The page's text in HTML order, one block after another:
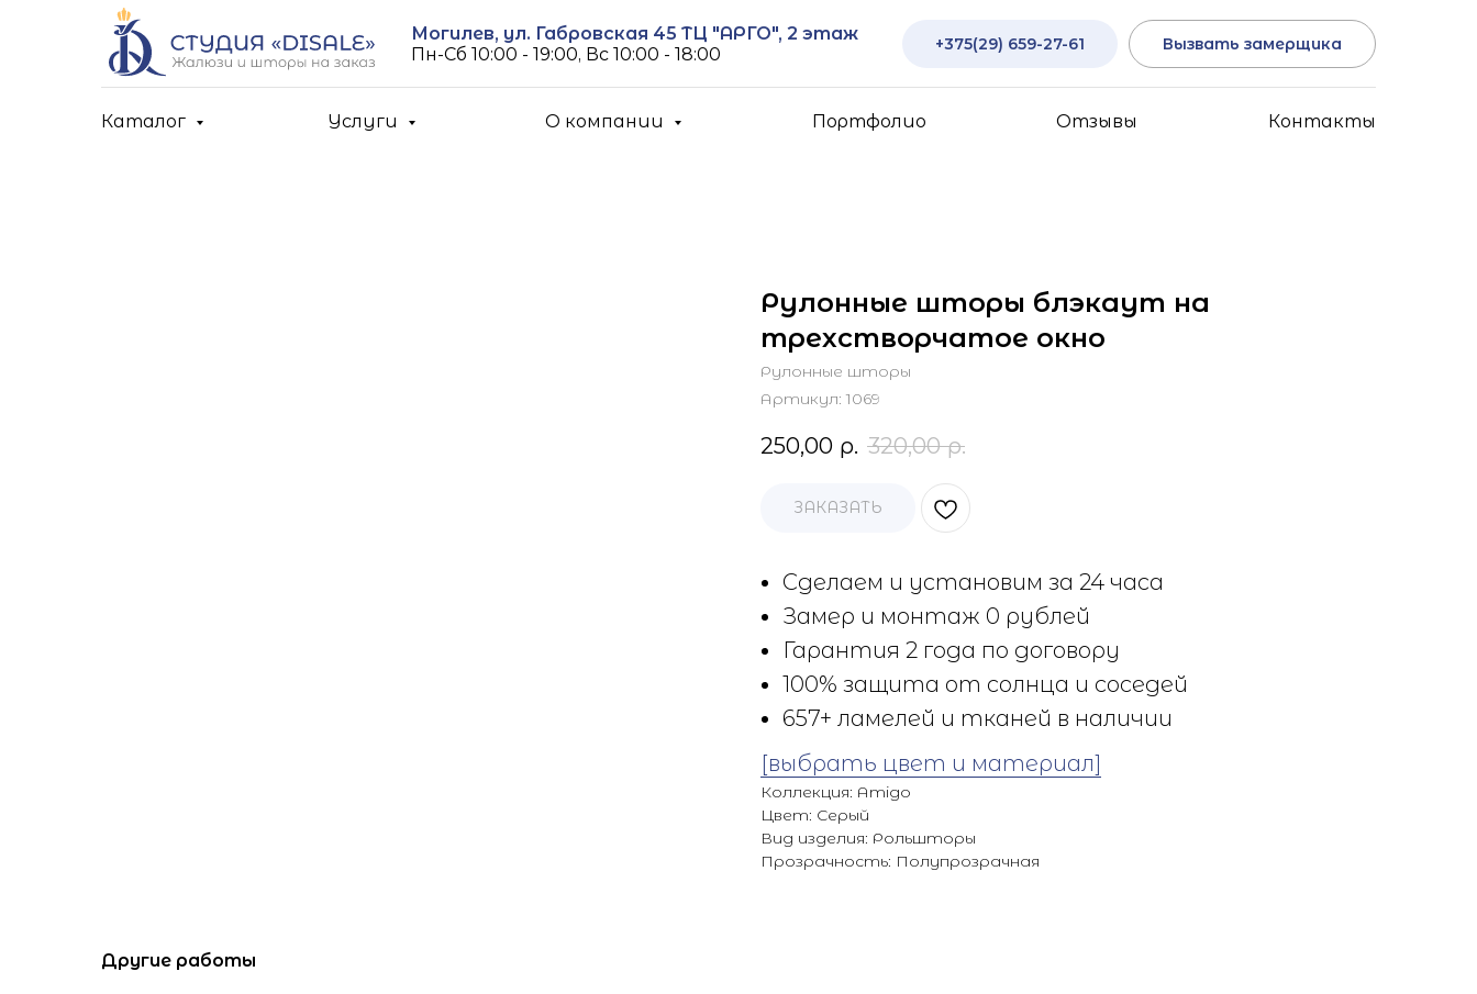
Могилев, ул. Габровская 45 ТЦ "АРГО", 2 этаж
Пн-Cб 10:00 - 19:00, Вс 10:00 - 18:00
+375(29) 659-27-61 Вызвать замерщика
Каталог Услуги О компании Портфолио Отзывы Контакты
Рулонные шторы блэкаут на
трехстворчатое окно
Рулонные шторы
Артикул: 1069
250,00 р. 320,00 р.
ЗАКАЗАТЬ
Сделаем и установим за 24 часа
Замер и монтаж 0 рублей
Гарантия 2 года по договору
100% защита от солнца и соседей
657+ ламелей и тканей в наличии
[выбрать цвет и материал]
Коллекция: Amigo
Цвет: Серый
Вид изделия: Рольшторы
Прозрачность: Полупрозрачная
Другие работы